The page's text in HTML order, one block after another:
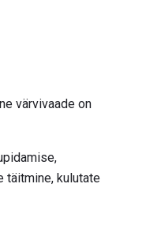
värvivaade on
täitmine, kulutate